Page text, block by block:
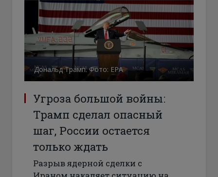
Дональд Трамп. Фото: ЕРА
Угроза большой войны:
Трамп сделал опасный
шаг, России остается
только ждать
Разрыв ядерной сделки с